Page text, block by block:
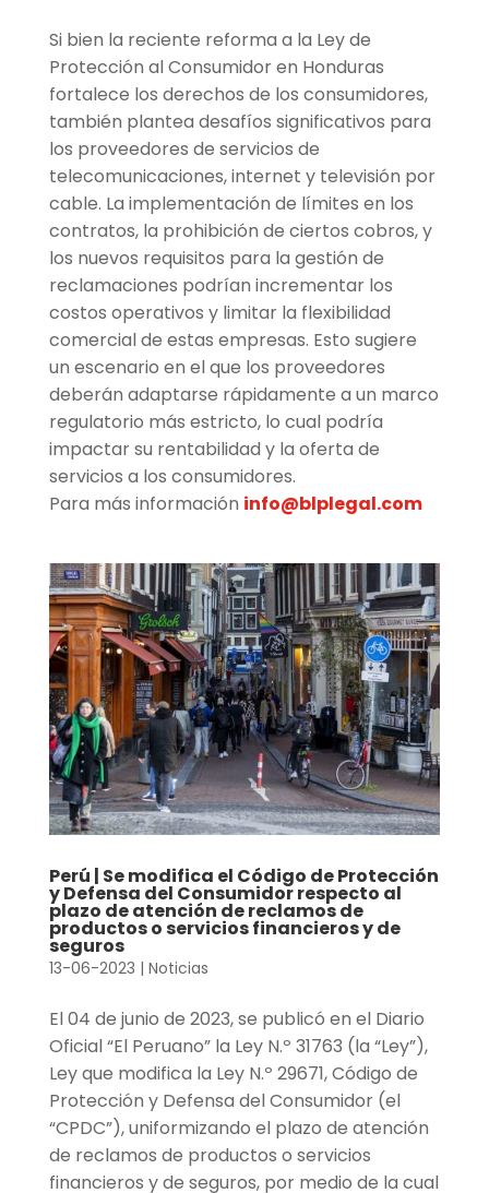
Si bien la reciente reforma a la Ley de
Protección al Consumidor en Honduras
fortalece los derechos de los consumidores,
también plantea desafíos significativos para
los proveedores de servicios de
telecomunicaciones, internet y televisión por
cable. La implementación de límites en los
contratos, la prohibición de ciertos cobros, y
los nuevos requisitos para la gestión de
reclamaciones podrían incrementar los
costos operativos y limitar la flexibilidad
comercial de estas empresas. Esto sugiere
un escenario en el que los proveedores
deberán adaptarse rápidamente a un marco
regulatorio más estricto, lo cual podría
impactar su rentabilidad y la oferta de
servicios a los consumidores.
Para más información info@blplegal.com
Perú | Se modifica el Código de Protección
y Defensa del Consumidor respecto al
plazo de atención de reclamos de
productos o servicios financieros y de
seguros
13-06-2023 | Noticias
El 04 de junio de 2023, se publicó en el Diario
Oficial “El Peruano” la Ley N.º 31763 (la “Ley”),
Ley que modifica la Ley N.º 29671, Código de
Protección y Defensa del Consumidor (el
“CPDC”), uniformizando el plazo de atención
de reclamos de productos o servicios
financieros y de seguros, por medio de la cual